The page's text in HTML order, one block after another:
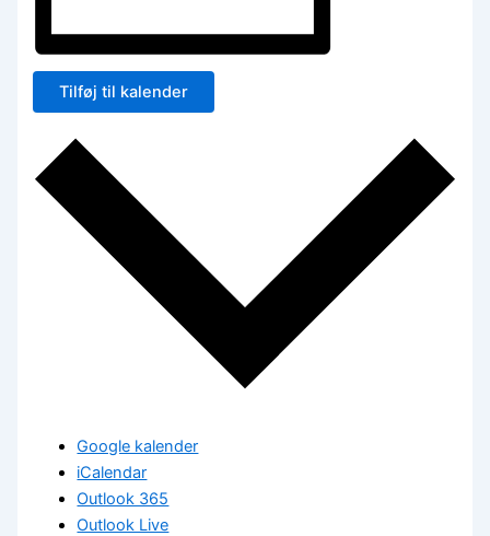
Tilføj til kalender
Google kalender
iCalendar
Outlook 365
Outlook Live